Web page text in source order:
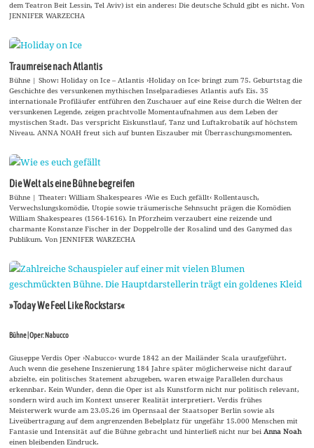
dem Teatron Beit Lessin, Tel Aviv) ist ein anderes: Die deutsche Schuld gibt es nicht. Von
JENNIFER WARZECHA
Traumreise nach Atlantis
Bühne | Show: Holiday on Ice – Atlantis ›Holiday on Ice‹ bringt zum 75. Geburtstag die
Geschichte des versunkenen mythischen Inselparadieses Atlantis aufs Eis. 35
internationale Profiläufer entführen den Zuschauer auf eine Reise durch die Welten der
versunkenen Legende, zeigen prachtvolle Momentaufnahmen aus dem Leben der
mystischen Stadt. Das verspricht Eiskunstlauf, Tanz und Luftakrobatik auf höchstem
Niveau. ANNA NOAH freut sich auf bunten Eiszauber mit Überraschungsmomenten.
Die Welt als eine Bühne begreifen
Bühne | Theater: William Shakespeares ›Wie es Euch gefällt‹ Rollentausch,
Verwechslungskomödie, Utopie sowie träumerische Sehnsucht prägen die Komödien
William Shakespeares (1564-1616). In Pforzheim verzaubert eine reizende und
charmante Konstanze Fischer in der Doppelrolle der Rosalind und des Ganymed das
Publikum. Von JENNIFER WARZECHA
»Today We Feel Like Rockstars«
Bühne | Oper: Nabucco
Giuseppe Verdis Oper ›Nabucco‹ wurde 1842 an der Mailänder Scala uraufgeführt.
Auch wenn die gesehene Inszenierung 184 Jahre später möglicherweise nicht darauf
abzielte, ein politisches Statement abzugeben, waren etwaige Parallelen durchaus
erkennbar. Kein Wunder, denn die Oper ist als Kunstform nicht nur politisch relevant,
sondern wird auch im Kontext unserer Realität interpretiert. Verdis frühes
Meisterwerk wurde am 23.05.26 im Opernsaal der Staatsoper Berlin sowie als
Liveübertragung auf dem angrenzenden Bebelplatz für ungefähr 15.000 Menschen mit
Fantasie und Intensität auf die Bühne gebracht und hinterließ nicht nur beiAnna Noah
einen bleibenden Eindruck.